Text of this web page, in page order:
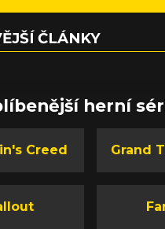
ČLÁNKY
herní
Creed Grand